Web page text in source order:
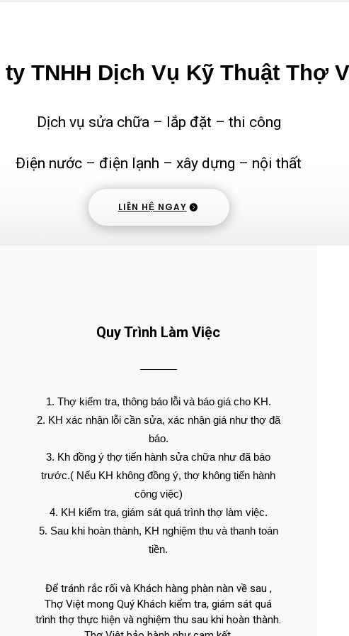
TNHH Dịch Vụ Kỹ Thuật Thợ
Dịch vụ sửa chữa – lắp đặt – thi công
Điện nước – điện lạnh – xây dựng – nội thất
LIÊN HỆ NGAY
Quy Trình Làm Việc
Thợ kiểm tra, thông báo lỗi và báo giá cho KH.
KH xác nhận lỗi cần sửa, xác nhận giá như thợ đã
báo.
Kh đồng ý thợ tiến hành sửa chữa như đã báo
trước.( Nếu KH không đồng ý, thợ không tiến hành
công việc)
KH kiểm tra, giám sát quá trình thợ làm việc.
Sau khi hoàn thành, KH nghiệm thu và thanh toán
tiền.
Để tránh rắc rối và Khách hàng phàn nàn về sau ,
Thợ Việt mong Quý Khách kiểm tra, giám sát quá
trình thợ thực hiện và nghiệm thu sau khi hoàn thành.